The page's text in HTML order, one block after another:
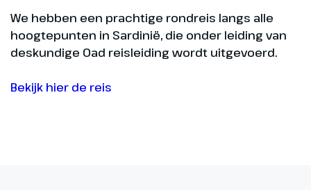
We hebben een prachtige rondreis langs alle
hoogtepunten in Sardinië, die onder leiding van
deskundige Oad reisleiding wordt uitgevoerd.
Bekijk hier de reis